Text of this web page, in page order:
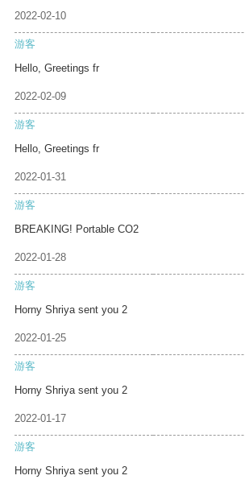
2022-02-10
游客
Hello, Greetings fr
2022-02-09
游客
Hello, Greetings fr
2022-01-31
游客
BREAKING! Portable CO2
2022-01-28
游客
Horny Shriya sent you 2
2022-01-25
游客
Horny Shriya sent you 2
2022-01-17
游客
Horny Shriya sent you 2